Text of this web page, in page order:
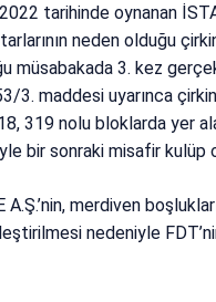
tarihinde oynanan
neden olduğu
müsabakada 3. kez
3. maddesi uyarınca
319 nolu bloklarda yer
bir sonraki misafir
merdiven
nedeniyle